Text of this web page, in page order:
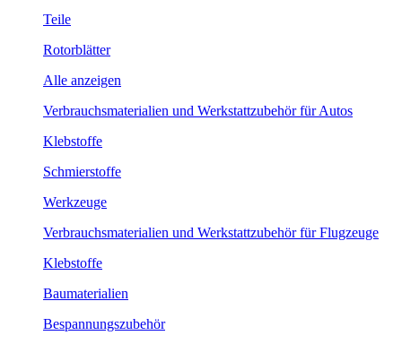
Teile
Rotorblätter
Alle anzeigen
Verbrauchsmaterialien und Werkstattzubehör für Autos
Klebstoffe
Schmierstoffe
Werkzeuge
Verbrauchsmaterialien und Werkstattzubehör für Flugzeuge
Klebstoffe
Baumaterialien
Bespannungszubehör